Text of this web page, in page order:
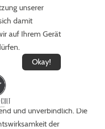
unserer
damit
auf Ihrem Gerät
Okay!
jedoch mit der
der Leistungen gelten
Abweichungen von
nur wirksam, wenn sie
werden.
und unverbindlich. Die
der